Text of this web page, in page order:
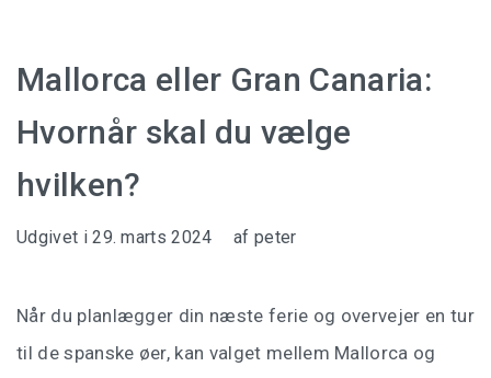
Mallorca eller Gran Canaria:
Hvornår skal du vælge
hvilken?
Udgivet i29. marts 2024 af peter
Når du planlægger din næste ferie og overvejer en tur
til de spanske øer, kan valget mellem Mallorca og